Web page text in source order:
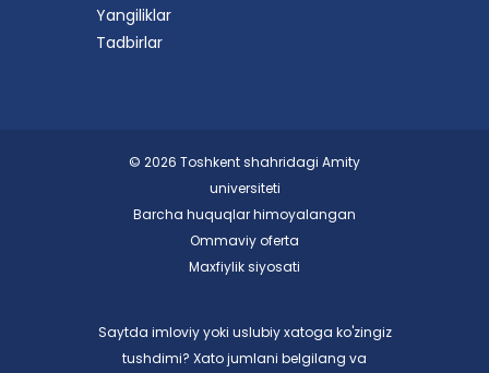
Yangiliklar
Tadbirlar
© 2026 Toshkent shahridagi Amity
universiteti
Barcha huquqlar himoyalangan
Ommaviy oferta
Maxfiylik siyosati
Saytda imloviy yoki uslubiy xatoga ko'zingiz
tushdimi? Xato jumlani belgilang va